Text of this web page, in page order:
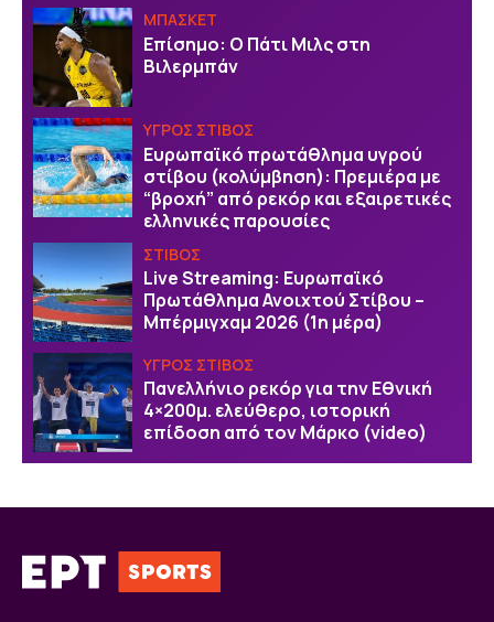
ΜΠΑΣΚΕΤ
Επίσημο: Ο Πάτι Μιλς στη
Βιλερμπάν
ΥΓΡΟΣ ΣΤΙΒΟΣ
Ευρωπαϊκό πρωτάθλημα υγρού
στίβου (κολύμβηση): Πρεμιέρα με
“βροχή” από ρεκόρ και εξαιρετικές
ελληνικές παρουσίες
ΣΤΙΒΟΣ
Live Streaming: Ευρωπαϊκό
Πρωτάθλημα Ανοιχτού Στίβου –
Μπέρμιγχαμ 2026 (1η μέρα)
ΥΓΡΟΣ ΣΤΙΒΟΣ
Πανελλήνιο ρεκόρ για την Εθνική
4×200μ. ελεύθερο, ιστορική
επίδοση από τον Μάρκο (video)